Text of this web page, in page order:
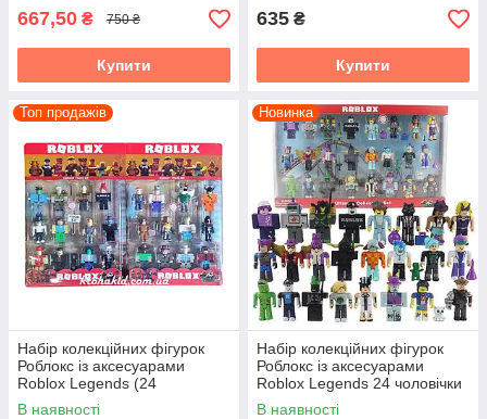
667,50 ₴ 750 ₴
Купити
635 ₴
Купити
Топ продажів
Набір колекційних фігурок
Роблокс із аксесуарами
Roblox Legends (24
чоловічки)
В наявності
Новинка
Набір колекційних фігурок
Роблокс із аксесуарами
Roblox Legends 24 чоловічки
В наявності